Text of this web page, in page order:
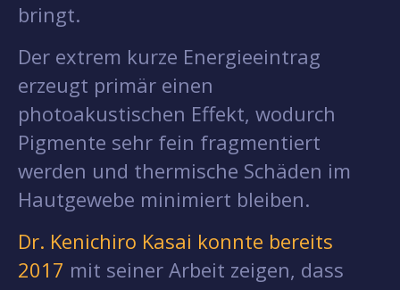
bringt.
Der extrem kurze Energieeintrag
erzeugt primär einen
photoakustischen Effekt, wodurch
Pigmente sehr fein fragmentiert
werden und thermische Schäden im
Hautgewebe minimiert bleiben.
Dr. Kenichiro Kasai konnte bereits
2017 mit seiner Arbeit zeigen, dass